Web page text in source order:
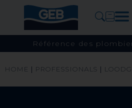
Référence des
HOME | PROFESSIONALS |